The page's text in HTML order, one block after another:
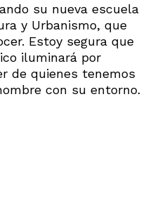
su nueva escuela
y Urbanismo, que
Estoy segura que
iluminará por
de quienes tenemos
con su entorno.